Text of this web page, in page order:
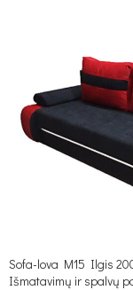
Sofa-lova M15 Ilgis
Išmatavimų ir spalvų